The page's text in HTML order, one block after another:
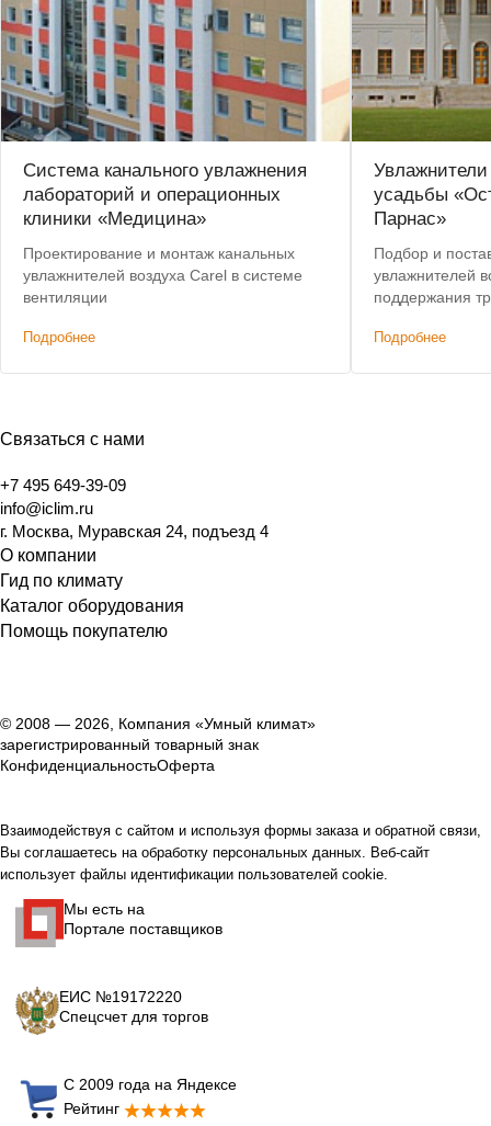
Система канального увлажнения
лабораторий и операционных
клиники «Медицина»
Проектирование и монтаж канальных
увлажнителей воздуха Carel в системе
вентиляции
Подробнее
усадьбы
Парнас»
Подбор и
увлажнителей
поддержания
Подробнее
Связаться с нами
+7 495 649-39-09
info@iclim.ru
г. Москва, Муравская 24, подъезд 4
О компании
Гид по климату
Каталог оборудования
Помощь покупателю
© 2008 — 2026, Компания «Умный климат»
зарегистрированный товарный знак
КонфиденциальностьОферта
Взаимодействуя с сайтом и используя формы заказа и обратной связи,
Вы соглашаетесь на обработку персональных данных. Веб-сайт
использует файлы идентификации пользователей cookie.
Мы есть на
Портале поставщиков
ЕИС №19172220
Спецсчет для торгов
С 2009 года на Яндексе
Рейтинг